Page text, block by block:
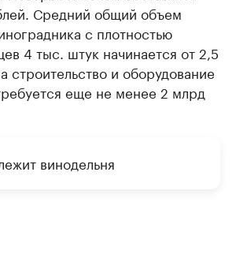
Средний общий объем
с плотностью
4 тыс. штук начинается от 2,5
строительство и оборудование
еще не менее 2 млрд
винодельня